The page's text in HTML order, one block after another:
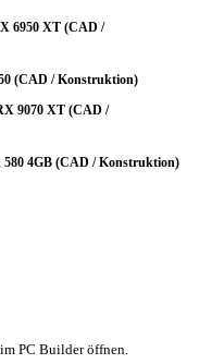
6950 XT (CAD /
(CAD / Konstruktion)
9070 XT (CAD /
580 4GB (CAD / Konstruktion)
PC Builder öffnen.